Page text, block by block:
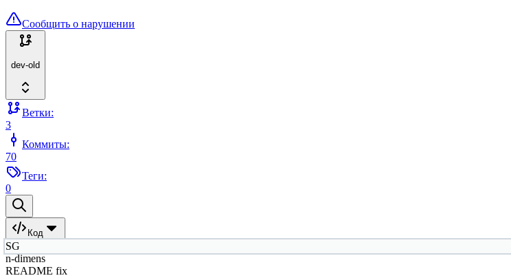
Сообщить о нарушении
dev-old
Ветки:
3
Коммиты:
70
Теги:
0
Код
SG
n-dimens
README fix